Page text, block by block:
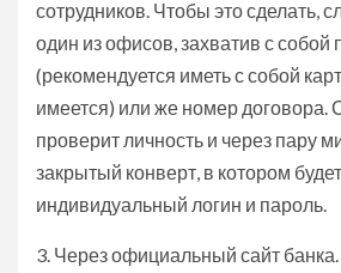
сотрудников. Чтобы это сделать,
один из офисов, захватив с собой
(рекомендуется иметь с собой
имеется) или же номер договора.
проверит личность и через пару
закрытый конверт, в котором
индивидуальный логин и пароль.
3. Через официальный сайт банка.